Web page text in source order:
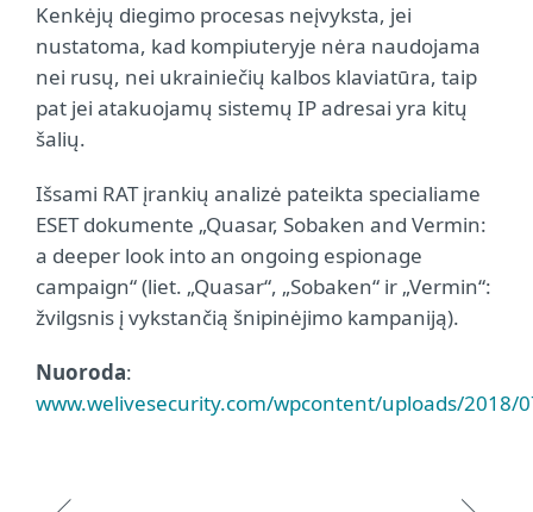
Kenkėjų diegimo procesas neįvyksta, jei
nustatoma, kad kompiuteryje nėra naudojama
nei rusų, nei ukrainiečių kalbos klaviatūra, taip
pat jei atakuojamų sistemų IP adresai yra kitų
šalių.
Išsami RAT įrankių analizė pateikta specialiame
ESET dokumente „Quasar, Sobaken and Vermin:
a deeper look into an ongoing espionage
campaign“ (liet. „Quasar“, „Sobaken“ ir „Vermin“:
žvilgsnis į vykstančią šnipinėjimo kampaniją).
Nuoroda:
www.welivesecurity.com/wpcontent/uploads/2018/